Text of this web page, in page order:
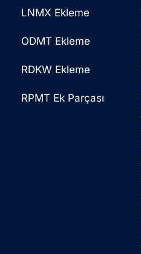
LNMX Ekleme
ODMT Ekleme
RDKW Ekleme
RPMT Ek Parçası